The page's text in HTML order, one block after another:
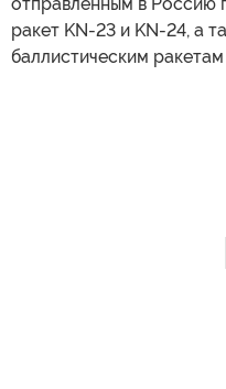
ракет KN-23 и KN-24, а
баллистическим